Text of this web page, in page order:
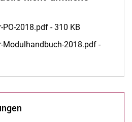
PO-2018.pdf - 310 KB
Modulhandbuch-2018.pdf -